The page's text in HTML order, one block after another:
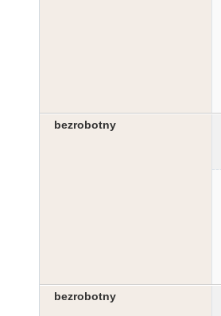
bezrobotny
bezrobotny